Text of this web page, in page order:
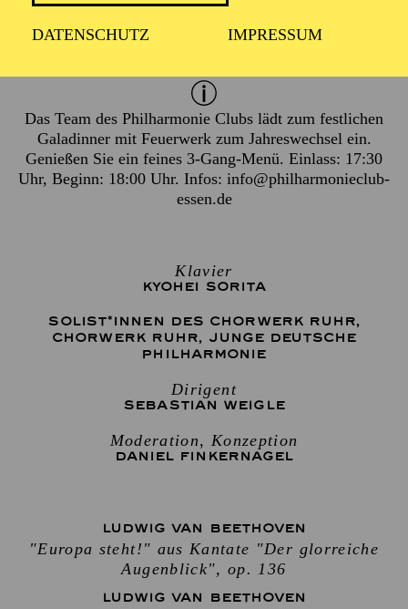
DATENSCHUTZ IMPRESSUM
Das Team des Philharmonie Clubs lädt zum festlichen
Galadinner mit Feuerwerk zum Jahreswechsel ein.
Genießen Sie ein feines 3-Gang-Menü. Einlass: 17:30
Uhr, Beginn: 18:00 Uhr. Infos: info@philharmonieclub-
essen.de
Klavier
KYOHEI SORITA
SOLIST*INNEN DES CHORWERK RUHR,
CHORWERK RUHR, JUNGE DEUTSCHE
PHILHARMONIE
Dirigent
SEBASTIAN WEIGLE
Moderation, Konzeption
DANIEL FINKERNAGEL
LUDWIG VAN BEETHOVEN
"Europa steht!" aus Kantate "Der glorreiche
Augenblick", op. 136
LUDWIG VAN BEETHOVEN